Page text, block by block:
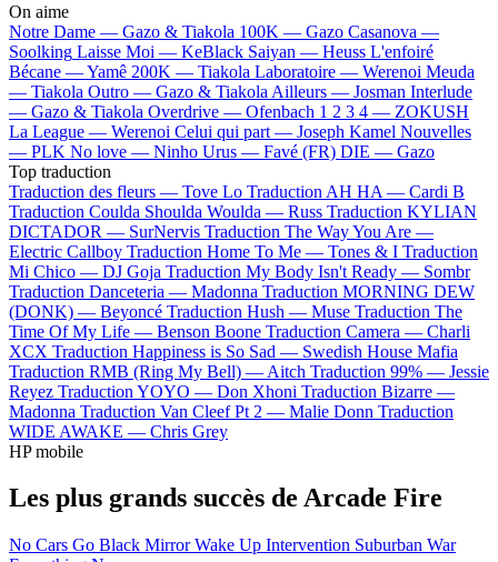
On aime
Notre Dame — Gazo & Tiakola 100K — Gazo Casanova —
Soolking Laisse Moi — KeBlack Saiyan — Heuss L'enfoiré
Bécane —Yamê 200K — Tiakola Laboratoire — Werenoi Meuda
— Tiakola Outro — Gazo & Tiakola Ailleurs — Josman Interlude
— Gazo & Tiakola Overdrive — Ofenbach 1 2 3 4 — ZOKUSH
La League — Werenoi Celui qui part — Joseph Kamel Nouvelles
— PLK No love — Ninho Urus — Favé (FR) DIE — Gazo
Top traduction
Traduction des fleurs — Tove Lo Traduction AH HA — Cardi B
Traduction Coulda Shoulda Woulda — Russ Traduction KYLIAN
DICTADOR — SurNervis Traduction The Way You Are —
Electric Callboy Traduction Home To Me — Tones & I Traduction
Mi Chico — DJ Goja Traduction My Body Isn't Ready — Sombr
Traduction Danceteria — Madonna Traduction MORNING DEW
(DONK) — Beyoncé Traduction Hush — Muse Traduction The
Time Of My Life — Benson Boone Traduction Camera — Charli
XCX Traduction Happiness is So Sad — Swedish House Mafia
Traduction RMB (Ring My Bell) — Aitch Traduction 99% — Jessie
Reyez Traduction YOYO — Don Xhoni Traduction Bizarre —
Madonna Traduction Van Cleef Pt 2 — Malie Donn Traduction
WIDE AWAKE — Chris Grey
HP mobile
Les plus grands succès de Arcade Fire
No Cars Go Black MirrorWake Up Intervention Suburban War